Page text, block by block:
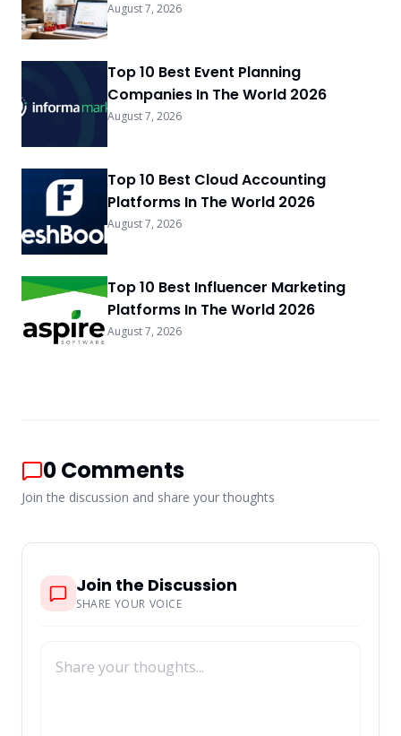
August 7, 2026
Top 10 Best Event Planning
Companies In The World 2026
August 7, 2026
Top 10 Best Cloud Accounting
Platforms In The World 2026
August 7, 2026
Top 10 Best Influencer Marketing
Platforms In The World 2026
August 7, 2026
0Comments
Join the discussion and share your thoughts
Join the Discussion
SHARE YOUR VOICE